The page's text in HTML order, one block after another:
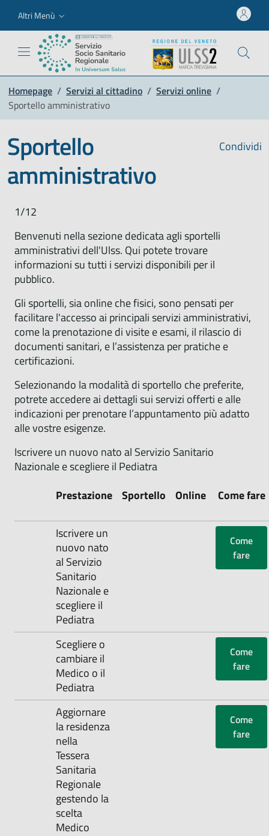
Altri Menù
Homepage / Servizi al cittadino / Servizi online /
Sportello amministrativo
Condividi
Sportello
amministrativo
1/12
Benvenuti nella sezione dedicata agli sportelli
amministrativi dell'Ulss. Qui potete trovare
informazioni su tutti i servizi disponibili per il
pubblico.
Gli sportelli, sia online che fisici, sono pensati per
facilitare l'accesso ai principali servizi amministrativi,
come la prenotazione di visite e esami, il rilascio di
documenti sanitari, e l’assistenza per pratiche e
certificazioni.
Selezionando la modalità di sportello che preferite,
potrete accedere ai dettagli sui servizi offerti e alle
indicazioni per prenotare l’appuntamento più adatto
alle vostre esigenze.
‌Iscrivere un nuovo nato al Servizio Sanitario
Nazionale e scegliere il Pediatra
‌Prestazione S‌portello O‌nline C‌ome fare
Iscrivere un
nuovo nato
al Servizio
Sanitario
Nazionale e
scegliere il
Pediatra
Come
fare
‌Scegliere o
cambiare il
Medico o il
Pediatra
Come
fare
‌Aggiornare
la residenza
nella
Tessera
Sanitaria
Regionale
gestendo la
scelta
Medico
Come
fare